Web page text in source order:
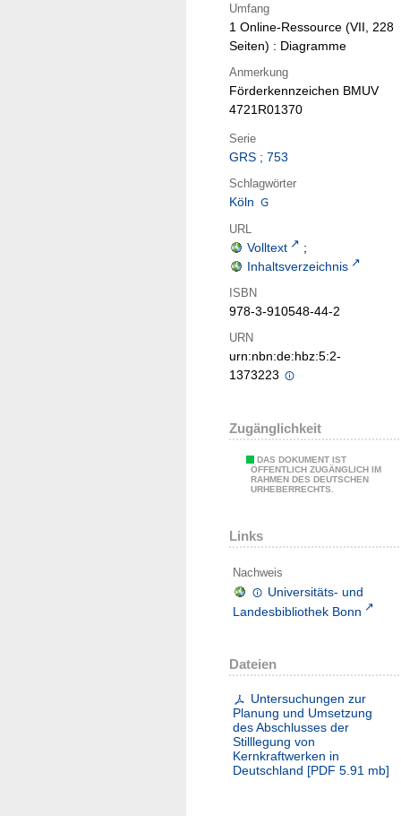
Umfang
1 Online-Ressource (VII, 228
Seiten) : Diagramme
Anmerkung
Förderkennzeichen BMUV
4721R01370
Serie
GRS ; 753
Schlagwörter
Köln
URL
Volltext
;
Inhaltsverzeichnis
ISBN
978-3-910548-44-2
URN
urn:nbn:de:hbz:5:2-
1373223
Zugänglichkeit
DAS DOKUMENT IST
ÖFFENTLICH ZUGÄNGLICH IM
RAHMEN DES DEUTSCHEN
URHEBERRECHTS.
Links
Nachweis
Universitäts- und
Landesbibliothek Bonn
Dateien
Untersuchungen zur
Planung und Umsetzung
des Abschlusses der
Stilllegung von
Kernkraftwerken in
Deutschland [PDF 5.91 mb]